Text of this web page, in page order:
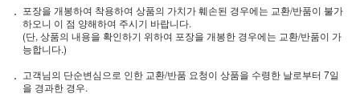
포장을 개봉하여 착용하여 상품의 가치가 훼손된 경우에는 교환/반품이 불가
하오니 이 점 양해하여 주시기 바랍니다.
(단, 상품의 내용을 확인하기 위하여 포장을 개봉한 경우에는 교환/반품이 가
능합니다.)
고객님의 단순변심으로 인한 교환/반품 요청이 상품을 수령한 날로부터 7일
을 경과한 경우.